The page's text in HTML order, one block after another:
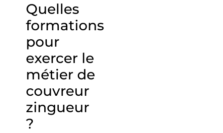
Quelles
formations
pour
exercer le
métier de
couvreur
zingueur
?